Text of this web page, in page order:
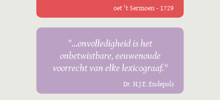
oet 't Sermoen - 1729
"...onvolledigheid is het
onbetwistbare, eeuwenoude
voorrecht van elke lexicograaf."
Dr. H.J.E. Endepols